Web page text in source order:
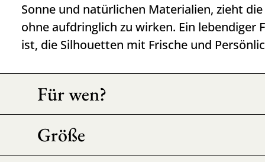
Sonne und natürlichen Materialien, zieht
ohne aufdringlich zu wirken. Ein lebendiger
ist, die Silhouetten mit Frische und
Für wen?
Größe